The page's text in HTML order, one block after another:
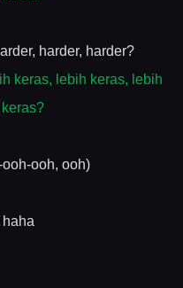
harder, harder?
keras, lebih keras, lebih
ooh, ooh)
haha